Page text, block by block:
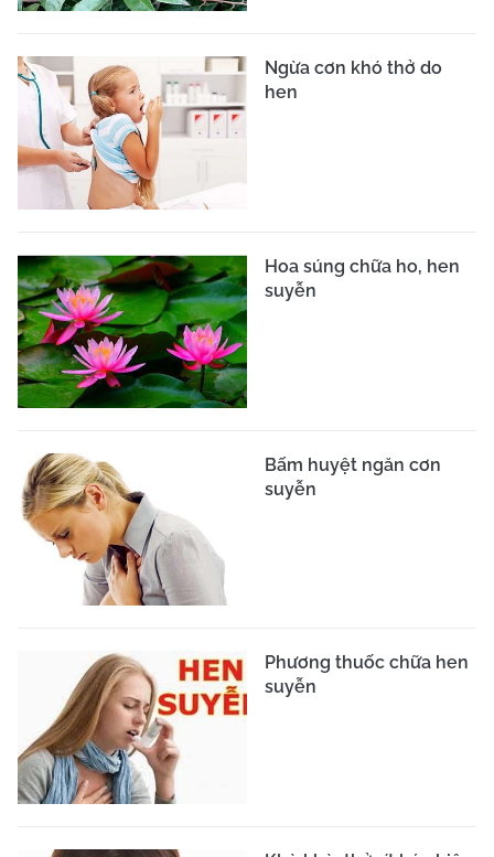
Ngừa cơn khó thở do
hen
Hoa súng chữa ho, hen
suyễn
Bấm huyệt ngăn cơn
suyễn
Phương thuốc chữa hen
suyễn